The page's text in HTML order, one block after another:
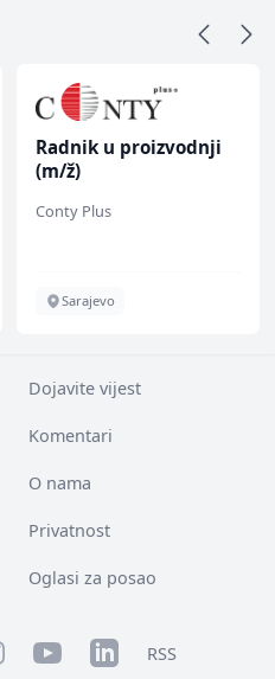
Radnik u proizvodnji
(m/ž)
Conty Plus
Sarajevo
Dojavite vijest
Komentari
O nama
Privatnost
Oglasi za posao
YouTubeLinkedInRSS